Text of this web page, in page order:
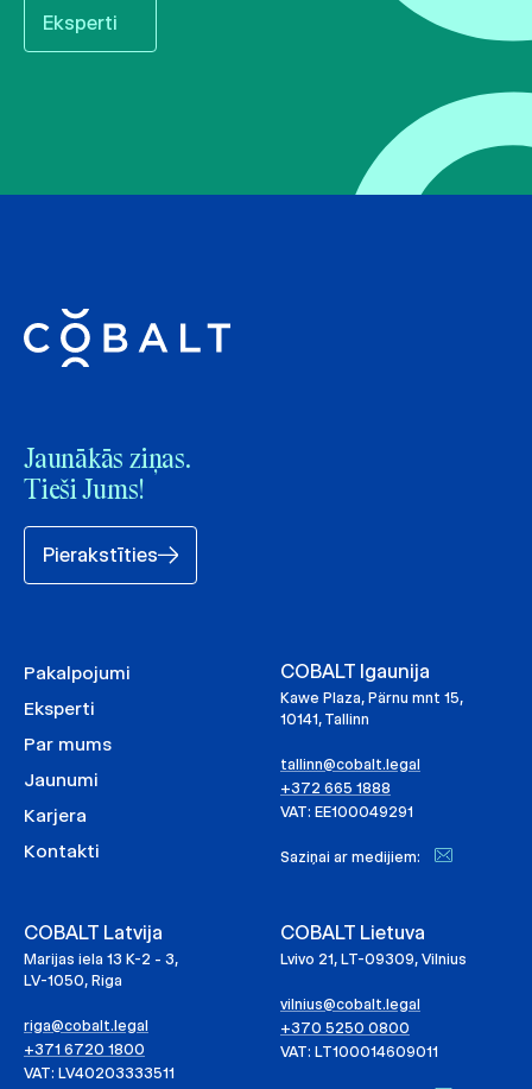
Eksperti
Jaunākās ziņas.
Tieši Jums!
Pierakstīties
Pakalpojumi
Eksperti
Par mums
Jaunumi
Karjera
Kontakti
COBALT Igaunija
Kawe Plaza, Pärnu mnt 15,
10141, Tallinn
tallinn@cobalt.legal
+372 665 1888
VAT: EE100049291
Saziņai ar medijiem:
COBALT Latvija
Marijas iela 13 K-2 - 3,
LV-1050, Riga
riga@cobalt.legal
+371 6720 1800
VAT: LV40203333511
COBALT Lietuva
Lvivo 21, LT-09309, Vilnius
vilnius@cobalt.legal
+370 5250 0800
VAT: LT100014609011